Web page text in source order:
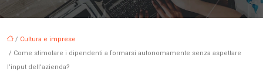
/ Cultura e imprese
/ Come stimolare i dipendenti a formarsi autonomamente senza aspettare
l’input dell’azienda?